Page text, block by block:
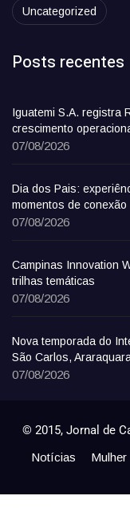
Uncategorized
Posts recentes
Iguatemi S.A. registra
crescimento
07/08/2026
Dia dos Pais:
momentos de conexão
07/08/2026
Campinas Innovation
trilhas temáticas
07/08/2026
Nova temporada do
São Carlos,
07/08/2026
© 2015, Jornal de
Notícias Mulher